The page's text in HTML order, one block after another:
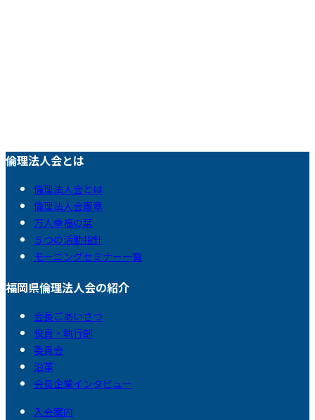
倫理法人会とは
倫理法人会とは
倫理法人会憲章
万人幸福の栞
５つの活動指針
モーニングセミナー一覧
福岡県倫理法人会の紹介
会長ごあいさつ
役員・執行部
委員会
沿革
会員企業インタビュー
入会案内